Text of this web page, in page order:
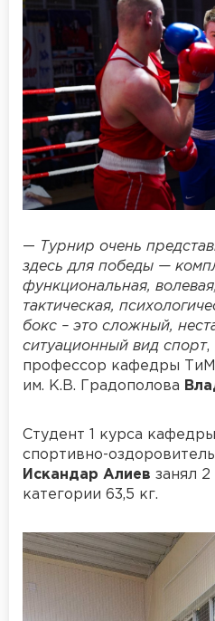
— Турнир очень
здесь для победы —
функциональная,
тактическая,
бокс – это сложный,
ситуационный вид спорт,
профессор кафедры ТиМ
им. К.В. Градополова
Студент 1 курса
спортивно-
Искандар Алиев занял
категории 63,5 кг.